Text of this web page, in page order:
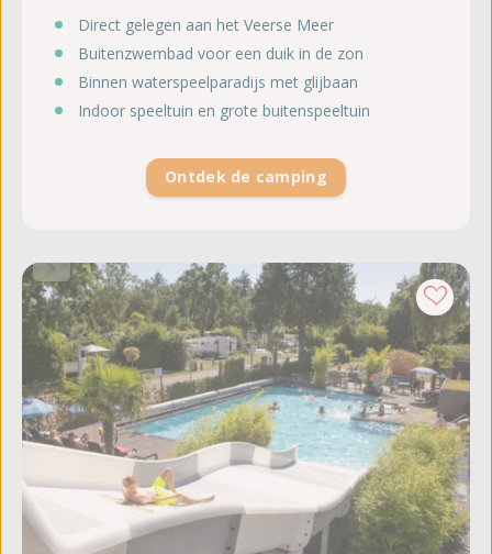
Direct gelegen aan het Veerse Meer
Buitenzwembad voor een duik in de zon
Binnen waterspeelparadijs met glijbaan
Indoor speeltuin en grote buitenspeeltuin
Ontdek de camping